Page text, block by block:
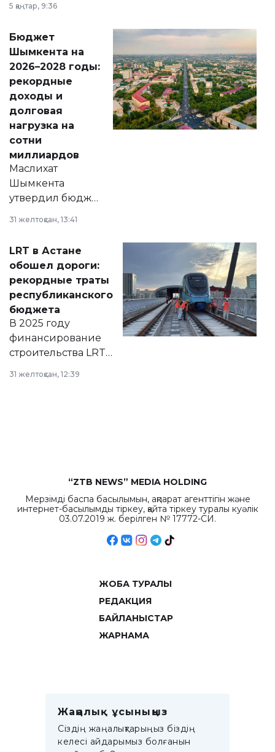
принести
народу
Венесуэлы.
5 қаңтар, 9:36
Бюджет
Шымкента на
2026–2028 годы:
рекордные
доходы и
долговая
нагрузка на
сотни
миллиардов
Маслихат
Шымкента
утвердил бюджет
2028 годы.
документ
появился в базе
нормативных
правовых актов и
на сайте маслихат
города.
31 желтоқсан, 13:41
LRT в Астане
обошел дороги:
рекордные траты
республиканского
бюджета
В 2025 году
финансирование
строительства LRT
республиканского
31 желтоқсан, 12:39
“ZTB NEWS” MEDIA HOLDING
Мерзімді баспа басылымын, ақпарат агенттігін және
интернет-басылымды тіркеу, қайта тіркеу туралы куәлік
03.07.2019 ж. берілген № 17772-СИ.
ЖОБА ТУРАЛЫ
РЕДАКЦИЯ
БАЙЛАНЫСТАР
ЖАРНАМА
Жаңалық ұсыныңыз
Сіздің жаңалықтарыңыз біздің
келесі айдарымыз болғанын